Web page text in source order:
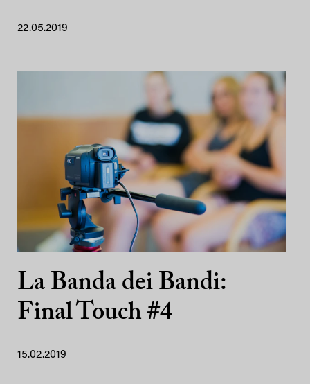
22.05.2019
La Banda dei Bandi:
Final Touch #4
15.02.2019